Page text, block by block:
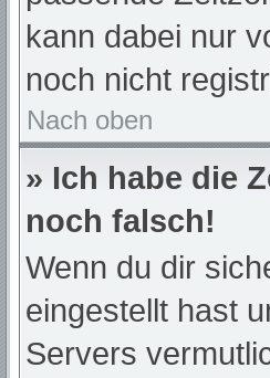
kann dabei nur
noch nicht
Nach oben
» Ich habe die
noch falsch!
Wenn du dir
eingestellt hast
Servers